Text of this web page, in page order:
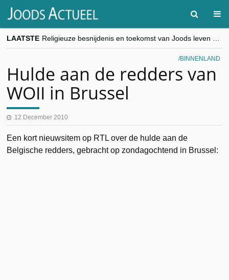
LAATSTE
“Besnijdenisdebat toont hoe moeilijk seculiere Westen minderheden begrijpt”, Jinnih Beels (Vooruit)
CITYTRIP | ROEMENIË – Boekarest: de verrassing van Oost-Europa
goKosher lanceert nieuwe website en samenwerking met Mishpacha voor kosher travel en simchas wereldwijd
BINNENLAND
Hulde aan de redders van
WOII in Brussel
12 December 2010
Een kort nieuwsitem op RTL over de hulde aan de
Belgische redders, gebracht op zondagochtend in Brussel: